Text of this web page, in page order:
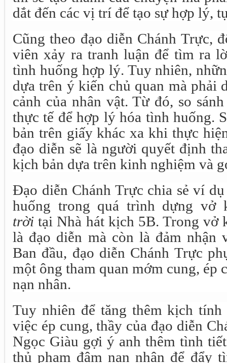
dắt đến các vị trí để tạo sự hợp lý,
Cũng theo đạo diễn Chánh Trực,
viên xảy ra tranh luận để tìm ra
tình huống hợp lý. Tuy nhiên,
dựa trên ý kiến chủ quan mà phải
cảnh của nhân vật. Từ đó, so
thực tế để hợp lý hóa tình huống.
bản trên giấy khác xa khi thực
đạo diễn sẽ là người quyết định
kịch bản dựa trên kinh nghiệm và
Đạo diễn Chánh Trực chia sẻ ví
huống trong quá trình dựng
trờitại Nhà hát kịch 5B. Trong vở
là đạo diễn mà còn là đảm nhận
Ban đầu, đạo diễn Chánh Trực
một ông tham quan mớm cung, ép
nạn nhân.
Tuy nhiên để tăng thêm kịch tính
việc ép cung, thầy của đạo diễn
Ngọc Giàu gợi ý anh thêm tình
thủ phạm đâm nạn nhân để đẩy